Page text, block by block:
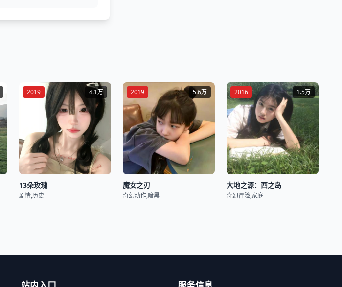
2019 4.1万
13朵玫瑰
剧情,历史
2019 5.6万
魔女之刃
奇幻动作,暗黑
2016 1.5万
大地之源：西之岛
奇幻冒险,家庭